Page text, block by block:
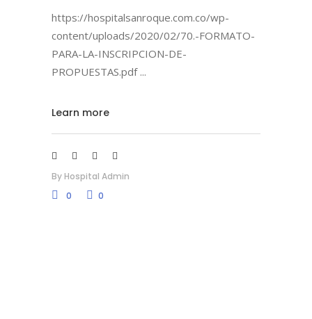
https://hospitalsanroque.com.co/wp-
content/uploads/2020/02/70.-FORMATO-
PARA-LA-INSCRIPCION-DE-
PROPUESTAS.pdf
Learn more
By Hospital Admin
0
0